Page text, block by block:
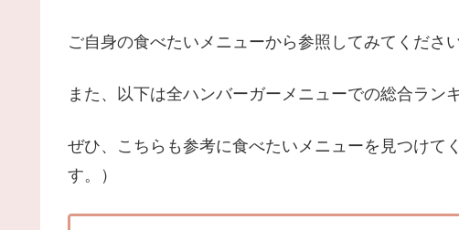
ご自身の食べたいメニューから参照してみてください
また、以下は全ハンバーガーメニューでの総合ラン
ぜひ、こちらも参考に食べたいメニューを見つけて
す。）